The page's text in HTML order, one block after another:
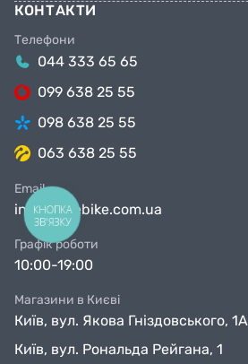
КОНТАКТИ
Телефони
044 333 65 65
099 638 25 55
098 638 25 55
063 638 25 55
Email
info@facebike.com.ua
Графік роботи
10:00-19:00
Магазини в Києві
Київ, вул. Якова Гніздовського, 1А
Київ, вул. Рональда Рейгана, 1
КНОПКА
ЗВ'ЯЗКУ